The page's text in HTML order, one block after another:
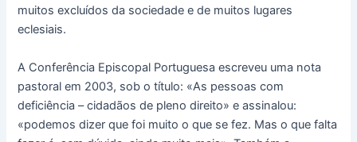
muitos excluídos da sociedade e de muitos lugares
eclesiais.
A Conferência Episcopal Portuguesa escreveu uma nota
pastoral em 2003, sob o título: «As pessoas com
deficiência – cidadãos de pleno direito» e assinalou:
«podemos dizer que foi muito o que se fez. Mas o que falta